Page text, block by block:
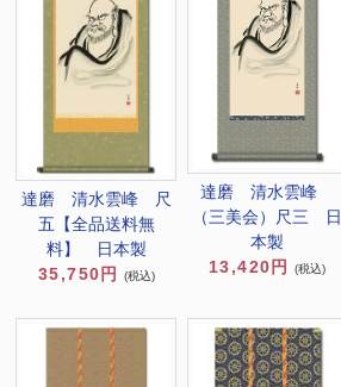
達磨 清水雲峰 尺
五【全品送料無
料】 日本製
35,750円
(税込)
達磨 清水雲峰
（三美会）尺三 日
本製
13,420円
(税込)